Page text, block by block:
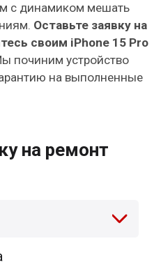
с динамиком мешать
Оставьте заявку на
своим iPhone 15 Pro
починим устройство
на выполненные
на ремонт